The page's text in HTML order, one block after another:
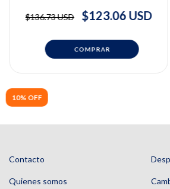
10% OFF
Bongcheol Kim, Seungmin Oh,
Wonsug Jung
$136.73 USD $123.06 USD
Contacto
Quienes somos